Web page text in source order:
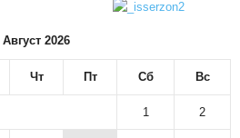
Август 2026
Чт Пт Сб Вс
1 2